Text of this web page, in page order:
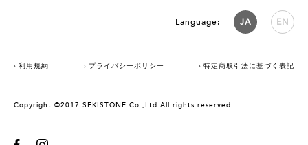
Language: JA EN
利用規約 プライバシーポリシー 特定商取引法に基づく表記
Copyright ©2017 SEKISTONE Co.,Ltd.All rights reserved.